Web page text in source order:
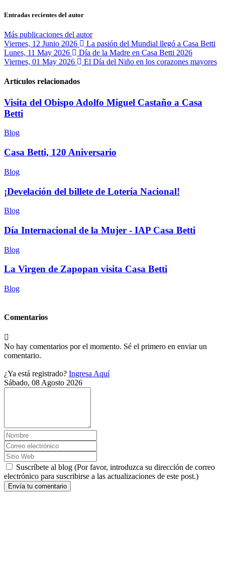
Entradas recientes del autor
Más publicaciones del autor
Viernes, 12 Junio 2026
La pasión del Mundial llegó a Casa Betti
Lunes, 11 May 2026
Día de la Madre en Casa Betti 2026
Viernes, 01 May 2026
El Día del Niño en los corazones mayores
Artículos relacionados
Visita del Obispo Adolfo Miguel Castaño a Casa
Betti
Blog
Casa Betti, 120 Aniversario
Blog
¡Develación del billete de Lotería Nacional!
Blog
Día Internacional de la Mujer - IAP Casa Betti
Blog
La Virgen de Zapopan visita Casa Betti
Blog
Comentarios
No hay comentarios por el momento. Sé el primero en enviar un
comentario.
¿Ya está registrado? Ingresa Aquí
Sábado, 08 Agosto 2026
Suscríbete al blog (Por favor, introduzca su dirección de correo
electrónico para suscribirse a las actualizaciones de este post.)
Envía tu comentario